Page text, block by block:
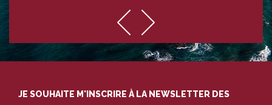
JE SOUHAITE M'INSCRIRE À LA NEWSLETTER DES